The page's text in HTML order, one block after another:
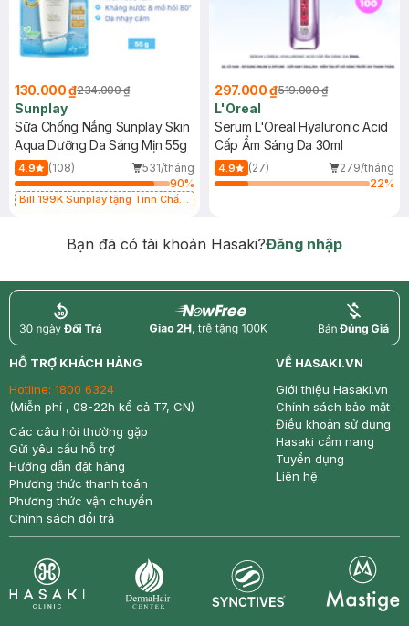
130.000 ₫234.000 ₫
Sunplay
Sữa Chống Nắng Sunplay Skin
Aqua Dưỡng Da Sáng Mịn 55g
4.9 (108)
531/tháng
90%
Bill 199K Sunplay tặng Tinh Chất
297.000 ₫519.000 ₫
L'Oreal
Serum L'Oreal Hyaluronic Acid
Cấp Ẩm Sáng Da 30ml
4.9 (27)
279/tháng
22%
Bạn đã có tài khoản Hasaki?Đăng nhập
return nowfree price
HỖ TRỢ KHÁCH HÀNG
Hotline: 1800 6324
(Miễn phí , 08-22h kể cả T7, CN)
Các câu hỏi thường gặp
Gửi yêu cầu hỗ trợ
Hướng dẫn đặt hàng
Phương thức thanh toán
Phương thức vận chuyển
Chính sách đổi trả
VỀ HASAKI.VN
Giới thiệu Hasaki.vn
Chính sách bảo mật
Điều khoản sử dụng
Hasaki cẩm nang
Tuyển dụng
Liên hệ